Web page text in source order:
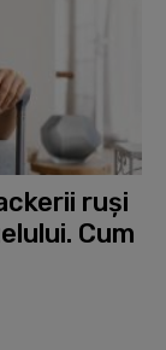
ruși
Cum